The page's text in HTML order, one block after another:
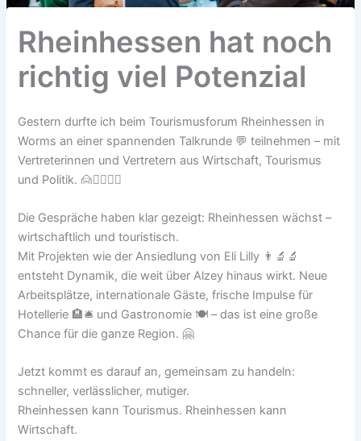
Rheinhessen hat noch
richtig viel Potenzial
Gestern durfte ich beim Tourismusforum Rheinhessen in
Worms an einer spannenden Talkrunde 💬 teilnehmen – mit
Vertreterinnen und Vertretern aus Wirtschaft, Tourismus
und Politik. 🙍🙍‍♀️🙍‍♂️
Die Gespräche haben klar gezeigt: Rheinhessen wächst –
wirtschaftlich und touristisch.
Mit Projekten wie der Ansiedlung von Eli Lilly 👨‍🔬🔬
entsteht Dynamik, die weit über Alzey hinaus wirkt. Neue
Arbeitsplätze, internationale Gäste, frische Impulse für
Hotellerie 🏨🛎️ und Gastronomie 🍽️ – das ist eine große
Chance für die ganze Region. 🤗
Jetzt kommt es darauf an, gemeinsam zu handeln:
schneller, verlässlicher, mutiger.
Rheinhessen kann Tourismus. Rheinhessen kann
Wirtschaft.